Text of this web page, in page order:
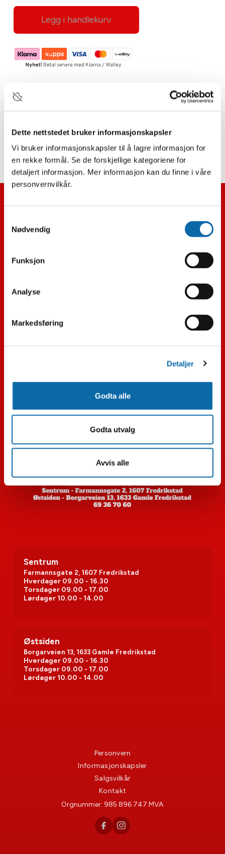
Dette nettstedet bruker informasjonskapsler
Vi bruker informasjonskapsler til å lagre informasjon for
en rekke formål. Se de forskjellige kategoriene for
detaljert informasjon. Mer informasjon kan du finne i våre
personvernvilkår.
Nødvendig
Funksjon
Analyse
Markedsføring
Detaljer
Godta alle
Godta utvalg
Avvis alle
Legg i handlekurv
Beskrivelse
Kaffe
Sentrum
Farmannsgate 2, 1607 Fredrikstad
Hverdager 09.00 - 16.30
Torsdager 09.00 - 17.00
Lørdager 10.00 - 14.00
Østsiden
Borgarveien 13, 1633 Gamle Fredrikstad
Hverdager 09.00 - 16.30
Torsdager 09.00 - 17.00
Lørdager 10.00 - 14.00
Personvern
Informasjonskapsler
Salgsvilkår
Kontakt
Orgnummer: 985 896 747 MVA